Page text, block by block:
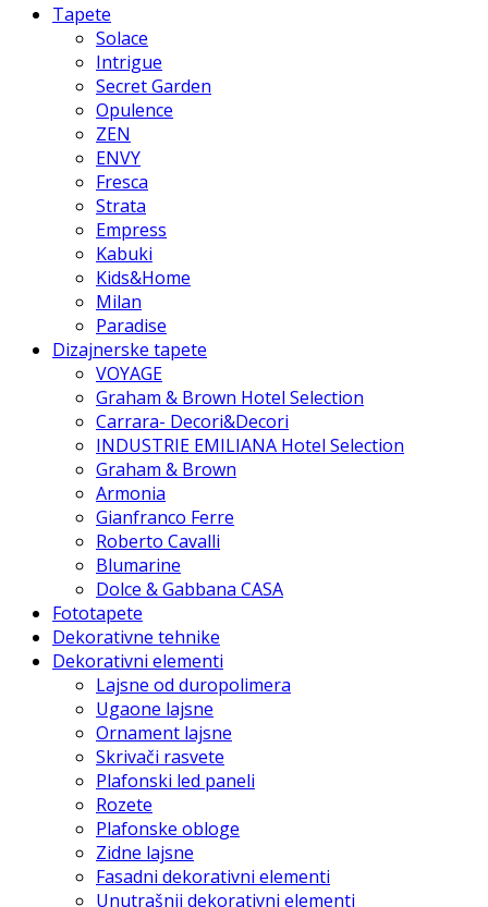
Tapete
Solace
Intrigue
Secret Garden
Opulence
ZEN
ENVY
Fresca
Strata
Empress
Kabuki
Kids&Home
Milan
Paradise
Dizajnerske tapete
VOYAGE
Graham & Brown Hotel Selection
Carrara- Decori&Decori
INDUSTRIE EMILIANA Hotel Selection
Graham & Brown
Armonia
Gianfranco Ferre
Roberto Cavalli
Blumarine
Dolce & Gabbana CASA
Fototapete
Dekorativne tehnike
Dekorativni elementi
Lajsne od duropolimera
Ugaone lajsne
Ornament lajsne
Skrivači rasvete
Plafonski led paneli
Rozete
Plafonske obloge
Zidne lajsne
Fasadni dekorativni elementi
Unutrašnji dekorativni elementi